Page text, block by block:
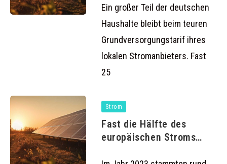
Grundversorgung
Ein großer Teil der deutschen
Haushalte bleibt beim teuren
Grundversorgungstarif ihres
lokalen Stromanbieters. Fast
25
Strom
Fast die Hälfte des
europäischen Stroms